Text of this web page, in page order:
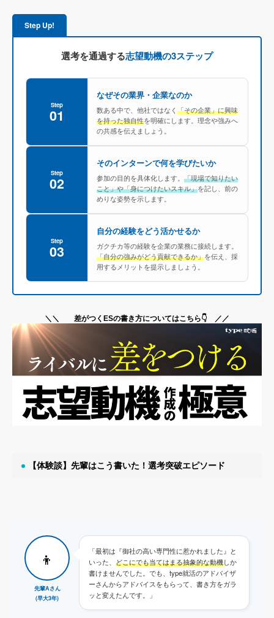
Step Up!
選考を通過する志望動機の3ステップ
Step
01
なぜその業界・企業なのか
数ある中で、他社ではなく 「その企業」に興味
を持った独自性を明確にします。理念や強みへ
の共感を伝えましょう。
Step
02
そのインターンで何を学びたいか
参加の目的を具体化します。 「現場で知りたい
こと」や「身につけたいスキル」を記し、前の
めりな姿勢を示します。
Step
03
自分の経験をどう活かせるか
ガクチカ等の経験を企業の業務に接続します。
「自分の強みがどう貢献できるか」を伝え、採
用するメリットを提示しましょう。
＼＼ 差がつくESの書き方についてはこちら👇 ／／
【体験談】先輩はこう書いた！選考突破エピソード
👦
先輩Aさん
(早大3年)
「最初は『御社の高い専門性に惹かれました』と
いった、 どこにでも当てはまる抽象的な動機しか
書けませんでした。でも、type就活のアドバイザ
ーさんからアドバイスをもらって、書き方をガラ
ッと変えたんです。」